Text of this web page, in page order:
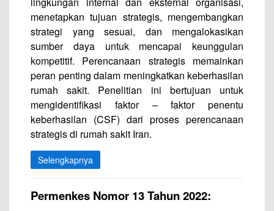
menetapkan tujuan strategis, mengembangkan
strategi yang sesuai, dan mengalokasikan
sumber daya untuk mencapai keunggulan
kompetitif. Perencanaan strategis memainkan
peran penting dalam meningkatkan keberhasilan
rumah sakit. Penelitian ini bertujuan untuk
mengidentifikasi faktor – faktor penentu
keberhasilan (CSF) dari proses perencanaan
strategis di rumah sakit Iran.
Selengkapnya
Permenkes Nomor 13 Tahun 2022: